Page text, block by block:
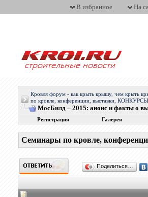
В избранное На
Кровля форум - как крыть крышу, чем крыть
по кровле, конференции, выставки, КОНКУРСЫ
МосБилд – 2015: анонс и факты о
Регистрация Галерея
Семинары по кровле,
Поделиться…